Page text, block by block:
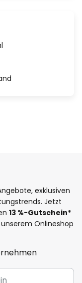
exklusiven
Jetzt
13 %-Gutschein*
Onlineshop